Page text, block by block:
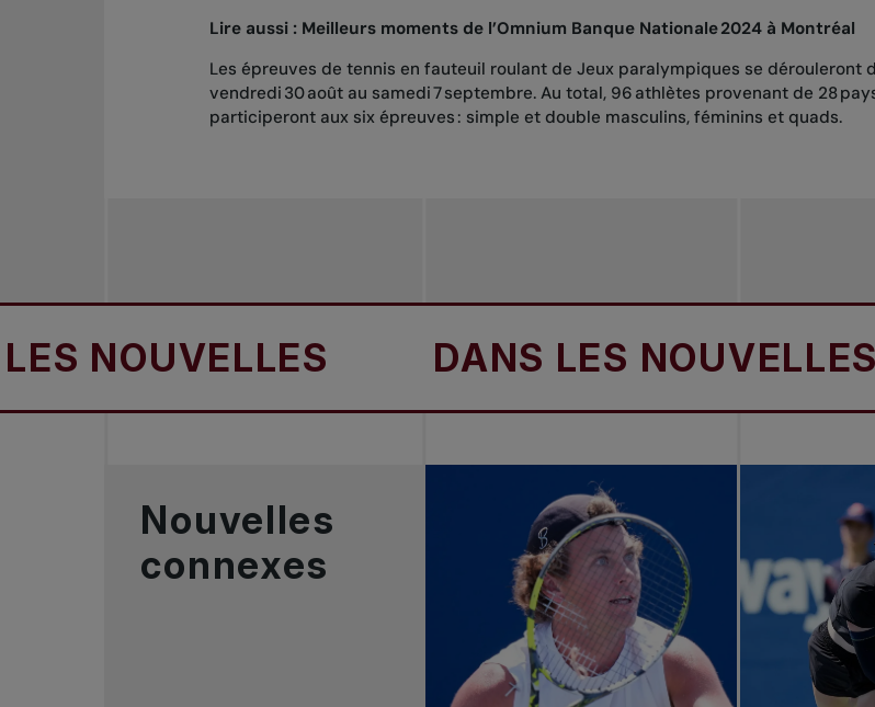
Lire aussi : Meilleurs moments de l’Omnium Banque Nationale 2024 à Montréal
Les épreuves de tennis en fauteuil roulant de Jeux paralympiques se dérouleront
vendredi 30 août au samedi 7 septembre. Au total, 96 athlètes provenant de 28
participeront aux six épreuves : simple et double masculins, féminins et quads.
DANS LES NOUVELLES
Nouvelles
connexes